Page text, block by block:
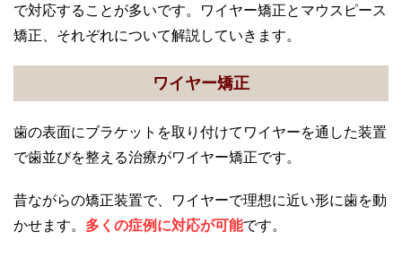
で対応することが多いです。ワイヤー矯正とマウスピース
矯正、それぞれについて解説していきます。
ワイヤー矯正
歯の表面にブラケットを取り付けてワイヤーを通した装置
で歯並びを整える治療がワイヤー矯正です。
昔ながらの矯正装置で、ワイヤーで理想に近い形に歯を動
かせます。 多くの症例に対応が可能です。